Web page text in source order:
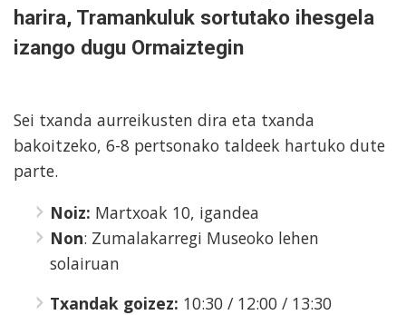
harira, Tramankuluk sortutako ihesgela
izango dugu Ormaiztegin
Sei txanda aurreikusten dira eta txanda
bakoitzeko, 6-8 pertsonako taldeek hartuko dute
parte.
Noiz: Martxoak 10, igandea
Non: Zumalakarregi Museoko lehen
solairuan
Txandak goizez: 10:30 / 12:00 / 13:30